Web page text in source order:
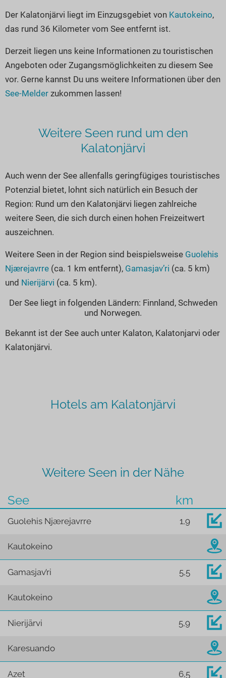
Österreich
Frankreich
Niederlande
Schweden
alle Länder…
Der Kalatonjärvi liegt im Einzugsgebiet von Kautokeino,
das rund 36 Kilometer vom See entfernt ist.
Derzeit liegen uns keine Informationen zu touristischen
Angeboten oder Zugangsmöglichkeiten zu diesem See
vor. Gerne kannst Du uns weitere Informationen über den
See-Melder zukommen lassen!
Weitere Seen rund um den
Kalatonjärvi
Auch wenn der See allenfalls geringfügiges touristisches
Potenzial bietet, lohnt sich natürlich ein Besuch der
Region: Rund um den Kalatonjärvi liegen zahlreiche
weitere Seen, die sich durch einen hohen Freizeitwert
auszeichnen.
Weitere Seen in der Region sind beispielsweise Guolehis
Njærejavrre (ca. 1 km entfernt), Gamasjav’ri (ca. 5 km)
und Nierijärvi (ca. 5 km).
Der See liegt in folgenden Ländern: Finnland, Schweden
und Norwegen.
Bekannt ist der See auch unter Kalaton, Kalatonjarvi oder
Kalatonjärvi.
Hotels am Kalatonjärvi
Weitere Seen in der Nähe
See
km
Guolehis Njærejavrre 1,9
Kautokeino
Gamasjav’ri 5,5
Kautokeino
Nierijärvi 5,9
Karesuando
Azet 6,5